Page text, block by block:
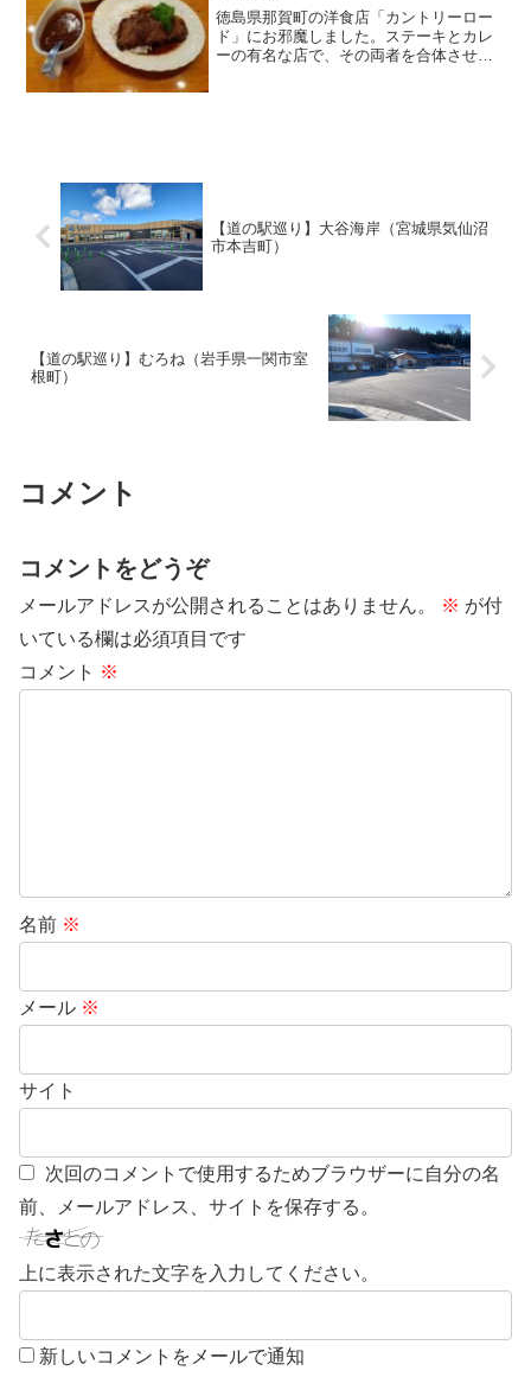
徳島県那賀町の洋食店「カントリーロー
ド」にお邪魔しました。ステーキとカレ
ーの有名な店で、その両者を合体させた
【道の駅巡り】大谷海岸（宮城県気仙沼
市本吉町）
【道の駅巡り】むろね（岩手県一関市室
根町）
コメント
コメントをどうぞ
メールアドレスが公開されることはありません。 ※ が付
いている欄は必須項目です
コメント ※
名前 ※
メール ※
サイト
次回のコメントで使用するためブラウザーに自分の名
前、メールアドレス、サイトを保存する。
上に表示された文字を入力してください。
新しいコメントをメールで通知